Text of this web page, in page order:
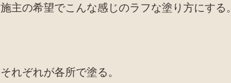
施主の希望でこんな感じのラフな塗り方にする。
それぞれが各所で塗る。